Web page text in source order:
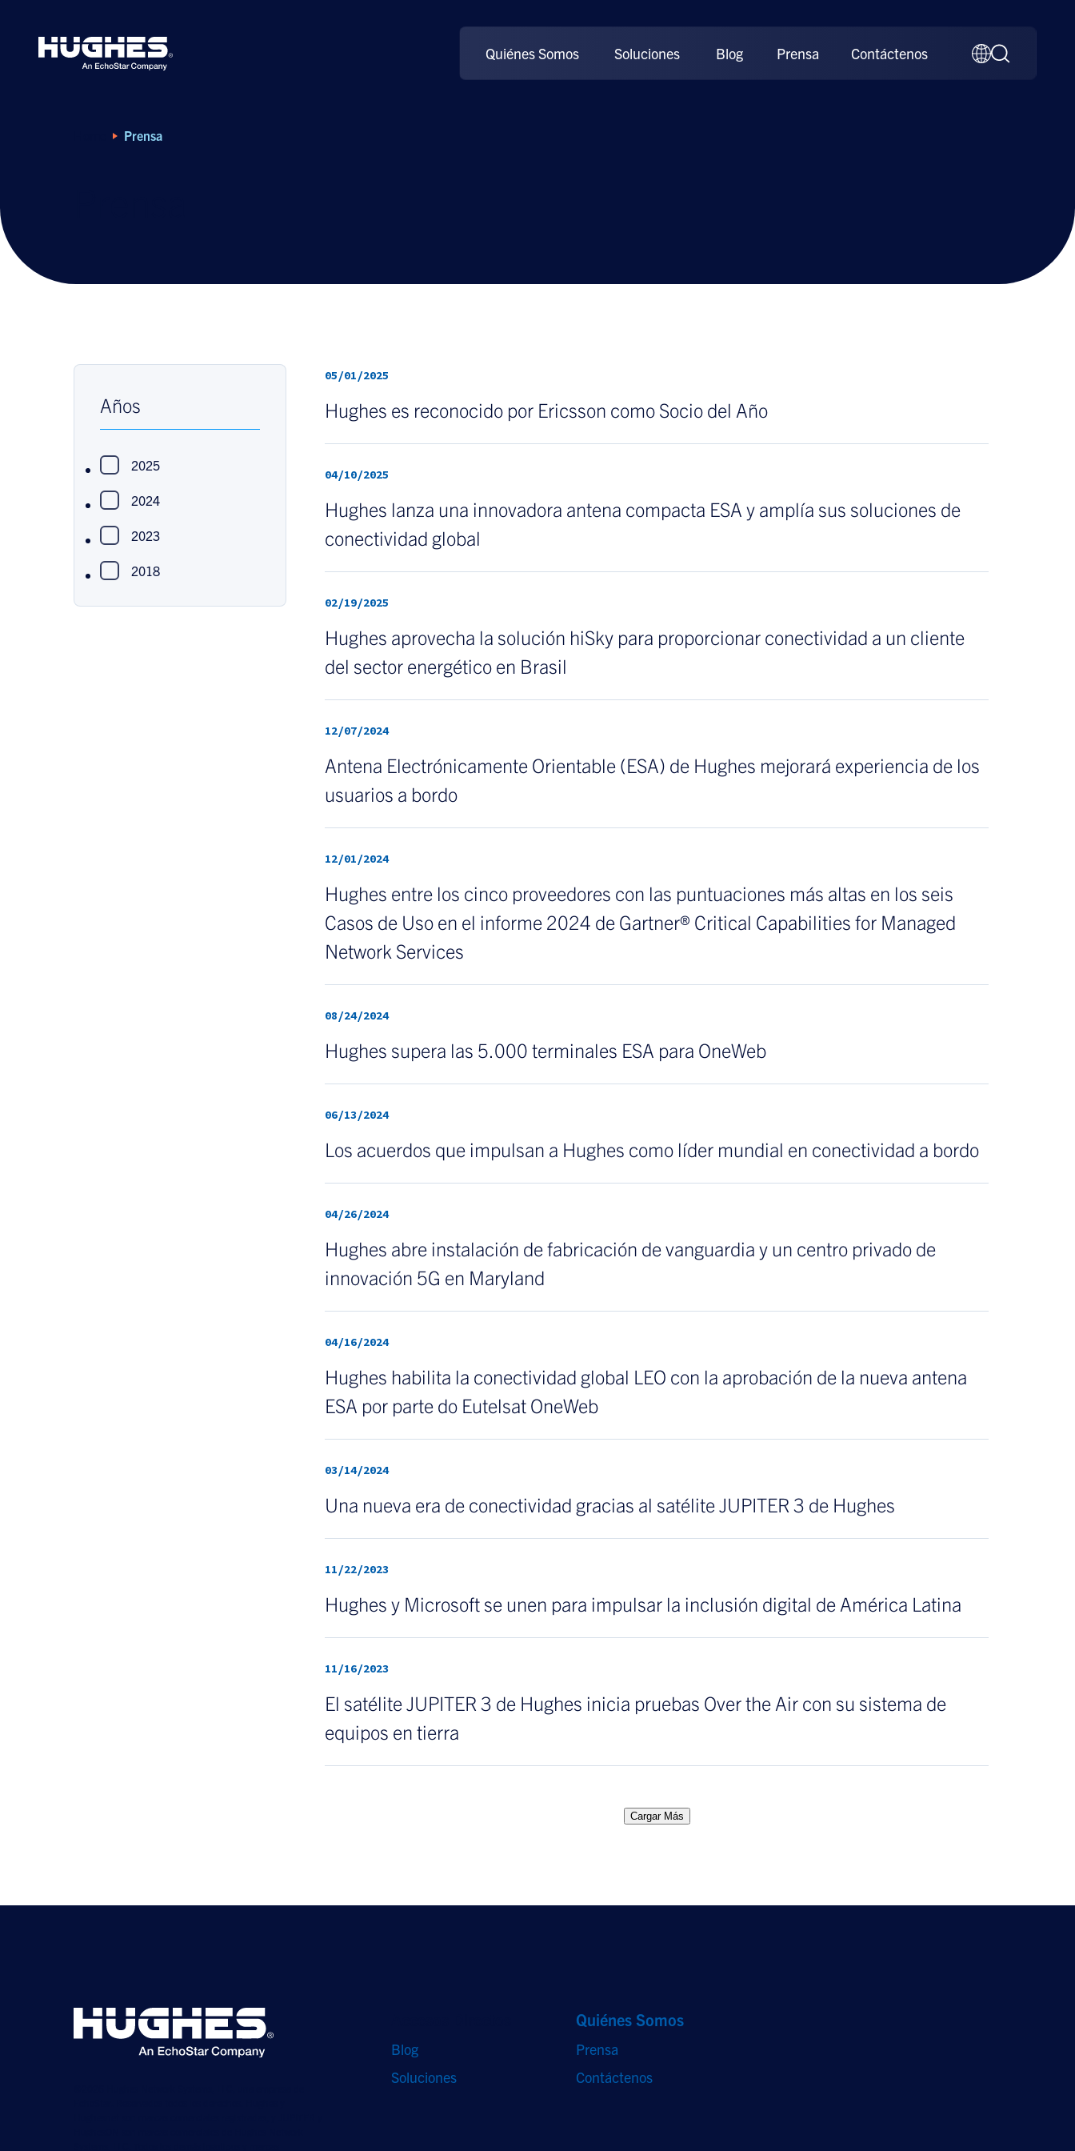
Quiénes Somos Soluciones Blog Prensa Contáctenos
Prensa
Años
2025
2024
2023
2018
05/01/2025
Hughes es reconocido por Ericsson como Socio del Año
04/10/2025
Hughes lanza una innovadora antena compacta ESA y amplía sus soluciones de
conectividad global
02/19/2025
Hughes aprovecha la solución hiSky para proporcionar conectividad a un cliente
del sector energético en Brasil
12/07/2024
Antena Electrónicamente Orientable (ESA) de Hughes mejorará experiencia de los
usuarios a bordo
12/01/2024
Hughes entre los cinco proveedores con las puntuaciones más altas en los seis
Casos de Uso en el informe 2024 de Gartner® Critical Capabilities for Managed
Network Services
08/24/2024
Hughes supera las 5.000 terminales ESA para OneWeb
06/13/2024
Los acuerdos que impulsan a Hughes como líder mundial en conectividad a bordo
04/26/2024
Hughes abre instalación de fabricación de vanguardia y un centro privado de
innovación 5G en Maryland
04/16/2024
Hughes habilita la conectividad global LEO con la aprobación de la nueva antena
ESA por parte do Eutelsat OneWeb
03/14/2024
Una nueva era de conectividad gracias al satélite JUPITER 3 de Hughes
11/22/2023
Hughes y Microsoft se unen para impulsar la inclusión digital de América Latina
11/16/2023
El satélite JUPITER 3 de Hughes inicia pruebas Over the Air con su sistema de
equipos en tierra
Cargar Más
Blog
Soluciones
Quiénes Somos
Prensa
Contáctenos